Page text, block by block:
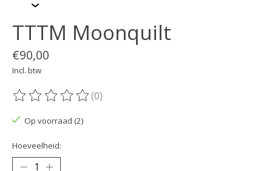
TTTM Moonquilt
€90,00
Incl. btw
De beoordeling van dit product is
(0)
Op voorraad (2)
Hoeveelheid: